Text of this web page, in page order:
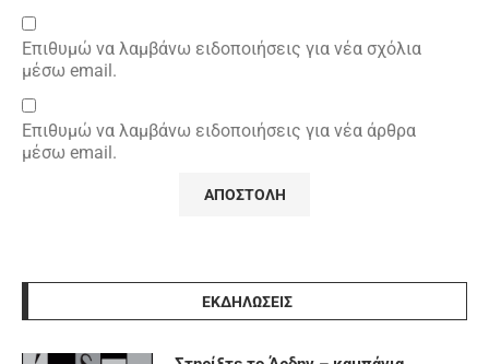
Επιθυμώ να λαμβάνω ειδοποιήσεις για νέα σχόλια
μέσω email.
Επιθυμώ να λαμβάνω ειδοποιήσεις για νέα άρθρα
μέσω email.
ΕΚΔΗΛΩΣΕΙΣ